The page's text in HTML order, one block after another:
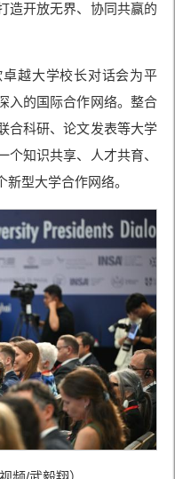
造开放无界、协同共赢的
卓越大学校长对话会为平
入的国际合作网络。整合
合科研、论文发表等大学
个知识共享、人才共育、
型大学合作网络。